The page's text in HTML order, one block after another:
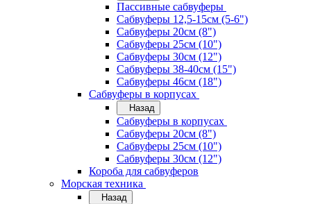
Пассивные сабвуферы
Сабвуферы 12,5-15см (5-6")
Сабвуферы 20см (8")
Сабвуферы 25см (10")
Сабвуферы 30см (12")
Сабвуферы 38-40см (15")
Сабвуферы 46см (18")
Сабвуферы в корпусах
Назад
Сабвуферы в корпусах
Сабвуферы 20см (8")
Сабвуферы 25см (10")
Сабвуферы 30см (12")
Короба для сабвуферов
Морская техника
Назад